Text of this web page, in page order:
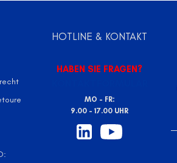
HOTLINE & KONTAKT
HABEN SIE FRAGEN?
MO - FR:
9.00 - 17.00 UHR